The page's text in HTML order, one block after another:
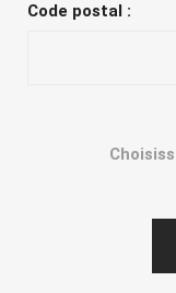
Code postal :